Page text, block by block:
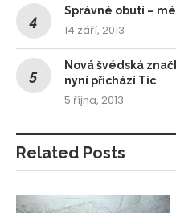
Správné obutí –
14 září, 2013
Nová švédská
nyní přichází Tic
5 října, 2013
Related Posts